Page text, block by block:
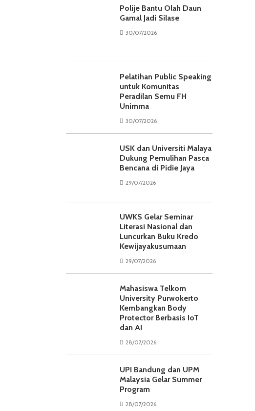
Polije Bantu Olah Daun
Gamal Jadi Silase
30/07/2026
Pelatihan Public Speaking
untuk Komunitas
Peradilan Semu FH
Unimma
30/07/2026
USK dan Universiti Malaya
Dukung Pemulihan Pasca
Bencana di Pidie Jaya
29/07/2026
UWKS Gelar Seminar
Literasi Nasional dan
Luncurkan Buku Kredo
Kewijayakusumaan
29/07/2026
Mahasiswa Telkom
University Purwokerto
Kembangkan Body
Protector Berbasis IoT
dan AI
28/07/2026
UPI Bandung dan UPM
Malaysia Gelar Summer
Program
28/07/2026